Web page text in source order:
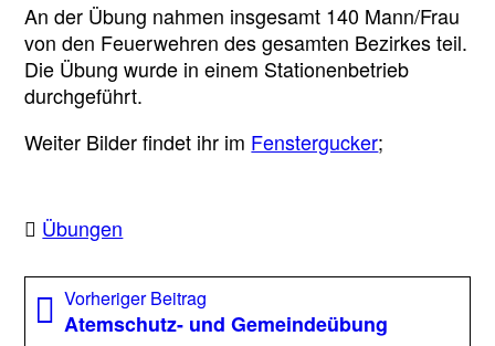
An der Übung nahmen insgesamt 140 Mann/Frau
von den Feuerwehren des gesamten Bezirkes teil.
Die Übung wurde in einem Stationenbetrieb
durchgeführt.
Weiter Bilder findet ihr im Fenstergucker;
Übungen
Beitragsnavigation
Vorheriger Beitrag
Beitrag:
Atemschutz- und Gemeindeübung